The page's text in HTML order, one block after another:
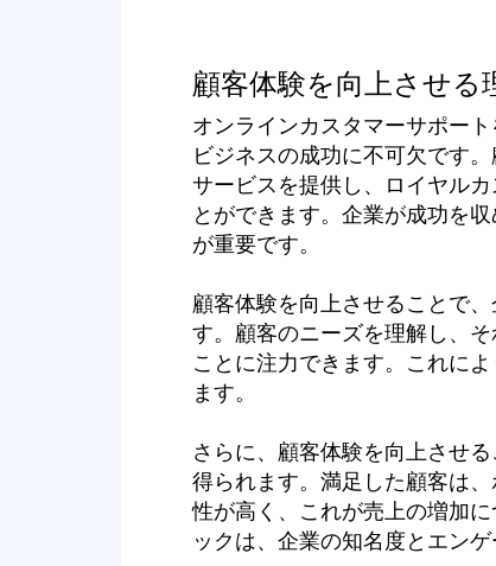
顧客体験を向上させる
オンラインカスタマーサポー
ビジネスの成功に不可欠です
サービスを提供し、ロイヤル
とができます。企業が成功を
が重要です。
顧客体験を向上させることで
す。顧客のニーズを理解し、
ことに注力できます。これに
ます。
さらに、顧客体験を向上させ
得られます。満足した顧客は
性が高く、これが売上の増加
ックは、企業の知名度とエン